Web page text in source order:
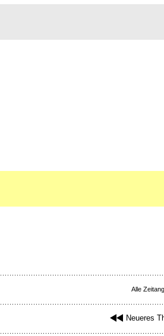
Alle
Neueres